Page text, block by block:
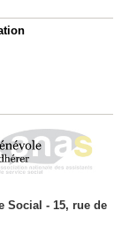
- 15, rue de